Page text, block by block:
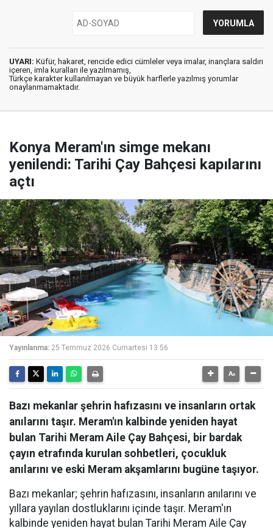
UYARI: Küfür, hakaret, rencide edici cümleler veya imalar, inançlara saldırı
içeren, imla kuralları ile yazılmamış,
Türkçe karakter kullanılmayan ve büyük harflerle yazılmış yorumlar
onaylanmamaktadır.
Konya Meram'ın simge mekanı
yenilendi: Tarihi Çay Bahçesi kapılarını
açtı
Yayınlanma: 25 Temmuz 2026 Cumartesi 13:56
Bazı mekanlar şehrin hafızasını ve insanların ortak
anılarını taşır. Meram'ın kalbinde yeniden hayat
bulan Tarihi Meram Aile Çay Bahçesi, bir bardak
çayın etrafında kurulan sohbetleri, çocukluk
anılarını ve eski Meram akşamlarını bugüne taşıyor.
Bazı mekanlar; şehrin hafızasını, insanların anılarını ve
yıllara yayılan dostluklarını içinde taşır. Meram'ın
kalbinde yeniden hayat bulan Tarihi Meram Aile Çay